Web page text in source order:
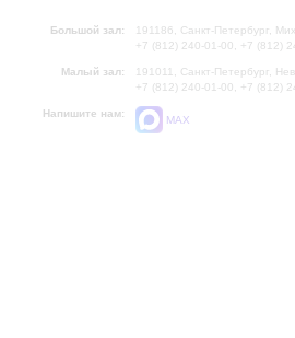
Большой зал:
191186, Санкт-Петербург,
+7 (812) 240-01-00, +7 (812)
Малый зал:
191011, Санкт-Петербург,
+7 (812) 240-01-00, +7 (812)
Напишите нам:
MAX